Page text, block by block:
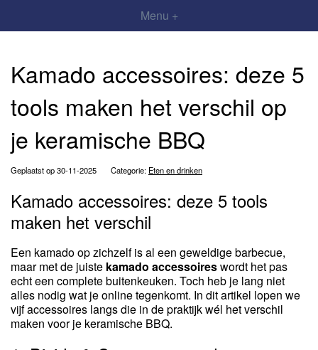
Menu +
Kamado accessoires: deze 5
tools maken het verschil op
je keramische BBQ
Geplaatst op 30-11-2025 Categorie: Eten en drinken
Kamado accessoires: deze 5 tools
maken het verschil
Een kamado op zichzelf is al een geweldige barbecue,
maar met de juiste kamado accessoireswordt het pas
echt een complete buitenkeuken. Toch heb je lang niet
alles nodig wat je online tegenkomt. In dit artikel lopen we
vijf accessoires langs die in de praktijk wél het verschil
maken voor je keramische BBQ.